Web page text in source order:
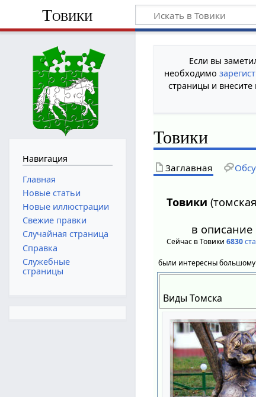
Товики
Если вы
необходимо
страницы и
Товики
Заглавная
Товики
в
Сейчас в Товики 6830
были интересны
Виды Томска
Навигация
Главная
Новые статьи
Новые иллюстрации
Свежие правки
Случайная страница
Справка
Служебные
страницы